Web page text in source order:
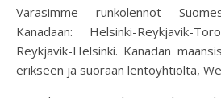
Varasimme runkolennot
Kanadaan: Helsinki-Reykjavik-
Reykjavik-Helsinki. Kanadan
erikseen ja suoraan lentoyhtiöltä,